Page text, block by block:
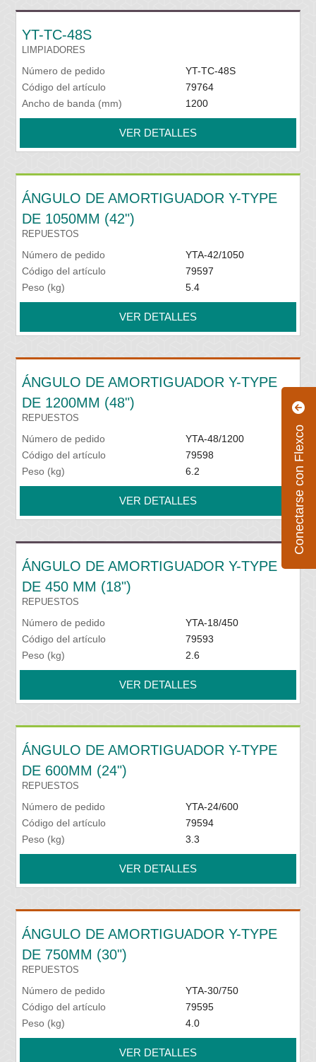
Conectarse con Flexco
YT-TC-48S
LIMPIADORES
Número de pedido
YT-TC-48S
Código del artículo
79764
Ancho de banda (mm)
1200
VER DETALLES
ÁNGULO DE AMORTIGUADOR Y-TYPE
DE 1050MM (42")
REPUESTOS
Número de pedido
YTA-42/1050
Código del artículo
79597
Peso (kg)
5.4
VER DETALLES
ÁNGULO DE AMORTIGUADOR Y-TYPE
DE 1200MM (48")
REPUESTOS
Número de pedido
YTA-48/1200
Código del artículo
79598
Peso (kg)
6.2
VER DETALLES
ÁNGULO DE AMORTIGUADOR Y-TYPE
DE 450 MM (18")
REPUESTOS
Número de pedido
YTA-18/450
Código del artículo
79593
Peso (kg)
2.6
VER DETALLES
ÁNGULO DE AMORTIGUADOR Y-TYPE
DE 600MM (24")
REPUESTOS
Número de pedido
YTA-24/600
Código del artículo
79594
Peso (kg)
3.3
VER DETALLES
ÁNGULO DE AMORTIGUADOR Y-TYPE
DE 750MM (30")
REPUESTOS
Número de pedido
YTA-30/750
Código del artículo
79595
Peso (kg)
4.0
VER DETALLES